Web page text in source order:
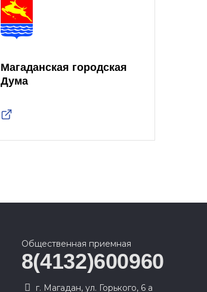
Магаданская городская
Дума
Общественная приемная
8(4132)600960
г. Магадан, ул. Горького, 6 а